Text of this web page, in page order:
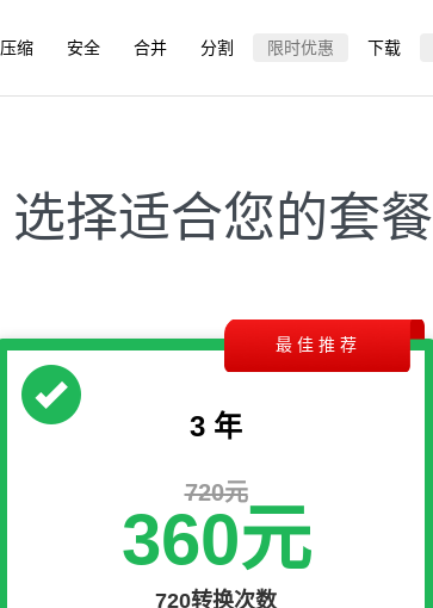
压缩 安全 合并 分割 限时优惠 下载
选择适合您的套餐
3 年
720元
360元
720转换次数